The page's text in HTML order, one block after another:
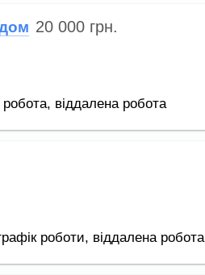
20 000 грн.
робота, віддалена робота
роботи, віддалена робота